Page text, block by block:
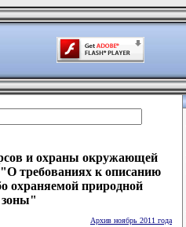
и охраны окружающей
"О требованиях к описанию
охраняемой природной
зоны"
Архив ноябрь 2011 года